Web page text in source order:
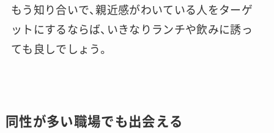
もう知り合いで、親近感がわいている人をターゲ
ットにするならば、いきなりランチや飲みに誘っ
ても良しでしょう。
同性が多い職場でも出会える